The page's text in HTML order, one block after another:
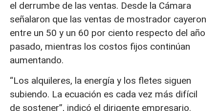
el derrumbe de las ventas. Desde la Cámara
señalaron que las ventas de mostrador cayeron
entre un 50 y un 60 por ciento respecto del año
pasado, mientras los costos fijos continúan
aumentando.
“Los alquileres, la energía y los fletes siguen
subiendo. La ecuación es cada vez más difícil
de sostener”, indicó el dirigente empresario.